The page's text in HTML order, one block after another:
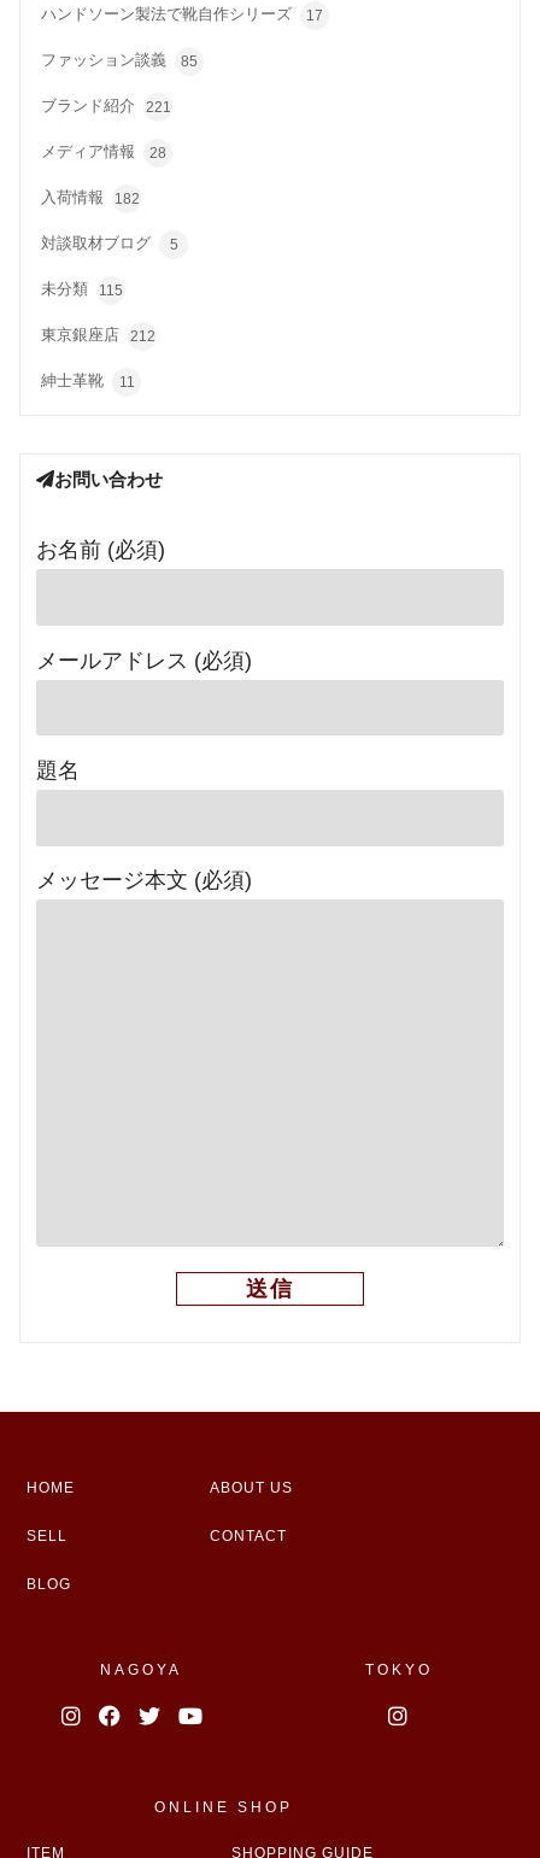
ハンドソーン製法で靴自作シリーズ 17
ファッション談義 85
ブランド紹介 221
メディア情報 28
入荷情報 182
対談取材ブログ 5
未分類 115
東京銀座店 212
紳士革靴 11
お問い合わせ
お名前 (必須)
メールアドレス (必須)
題名
メッセージ本文 (必須)
HOME ABOUT US
SELL CONTACT
BLOG
NAGOYA TOKYO
ONLINE SHOP
ITEM SHOPPING GUIDE